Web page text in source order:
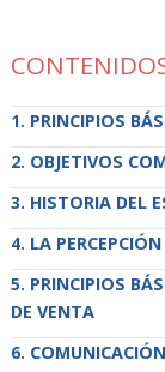
PRINCIPIOS
OBJETIVOS
HISTORIA DEL
LA
PRINCIPIOS
DE VENTA